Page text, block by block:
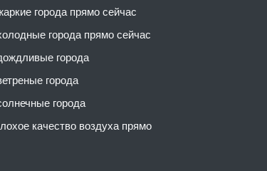
города прямо сейчас
города прямо сейчас
города
города
города
качество воздуха прямо